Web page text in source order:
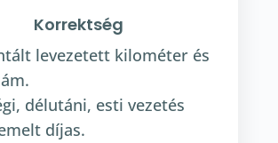
Korrektség
levezetett kilométer és
délutáni, esti vezetés
díjas.